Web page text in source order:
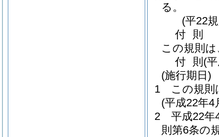
る。
(平22
付 則
この規則
付 則 (
(施行期日)
1
この規則
(平成22年
2
平成22年
則第6条の